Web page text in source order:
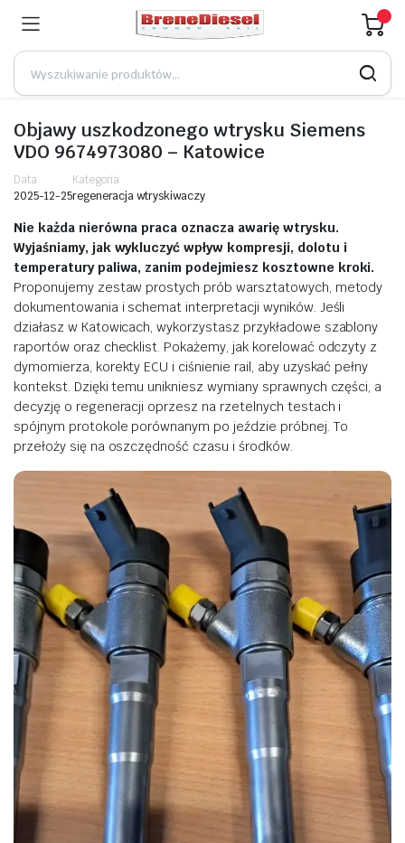
Objawy uszkodzonego wtrysku Siemens
VDO 9674973080 – Katowice
Data
2025-12-25
Kategoria
regeneracja wtryskiwaczy
Nie każda nierówna praca oznacza awarię wtrysku.
Wyjaśniamy, jak wykluczyć wpływ kompresji, dolotu i
temperatury paliwa, zanim podejmiesz kosztowne kroki.
Proponujemy zestaw prostych prób warsztatowych, metody
dokumentowania i schemat interpretacji wyników. Jeśli
działasz w Katowicach, wykorzystasz przykładowe szablony
raportów oraz checklist. Pokażemy, jak korelować odczyty z
dymomierza, korekty ECU i ciśnienie rail, aby uzyskać pełny
kontekst. Dzięki temu unikniesz wymiany sprawnych części, a
decyzję o regeneracji oprzesz na rzetelnych testach i
spójnym protokole porównanym po jeździe próbnej. To
przełoży się na oszczędność czasu i środków.